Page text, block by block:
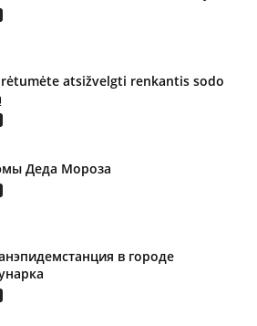
atsižvelgti renkantis sodo
Деда Мороза
в городе